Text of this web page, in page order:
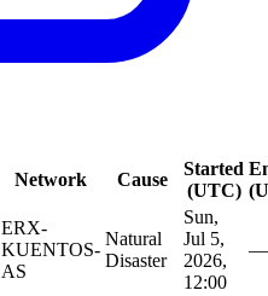
Network Cause
Started
(UTC)
ERX-
KUENTOS-
AS
Natural
Disaster
Sun,
Jul 5,
2026,
12:00
—